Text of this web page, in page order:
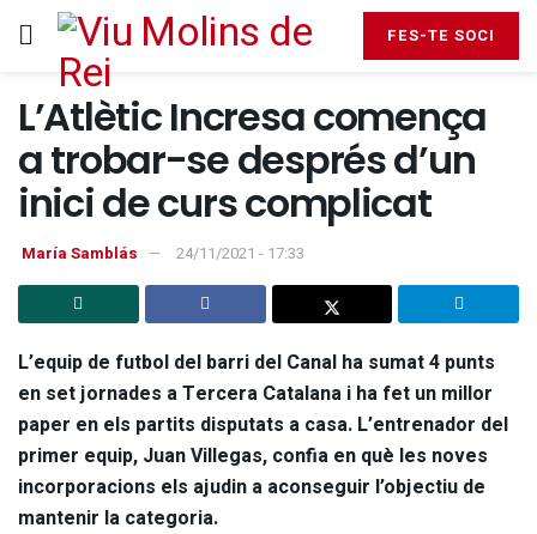
FES-TE SOCI
L’Atlètic Incresa comença
a trobar-se després d’un
inici de curs complicat
María Samblás 24/11/2021 - 17:33
L’equip de futbol del barri del Canal ha sumat 4 punts
en set jornades a Tercera Catalana i ha fet un millor
paper en els partits disputats a casa. L’entrenador del
primer equip, Juan Villegas, confia en què les noves
incorporacions els ajudin a aconseguir l’objectiu de
mantenir la categoria.